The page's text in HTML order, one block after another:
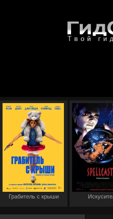
Грабитель с крыши